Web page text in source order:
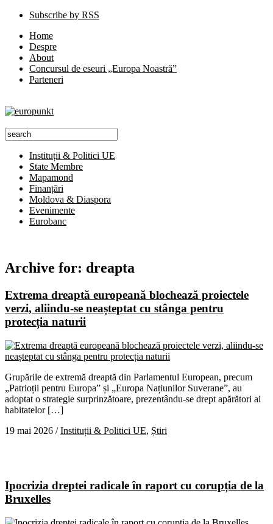
Subscribe by RSS
Home
Despre
About
Concursul de eseuri „Europa Noastră”
Parteneri
Instituții & Politici UE
State Membre
Mapamond
Finanțări
Moldova & Diaspora
Evenimente
Eurobanc
Archive for: dreapta
Extrema dreaptă europeană blochează proiectele
verzi, aliindu-se neașteptat cu stânga pentru
protecția naturii
Grupările de extremă dreaptă din Parlamentul European, precum
„Patrioții pentru Europa” și „Europa Națiunilor Suverane”, au
adoptat o strategie surprinzătoare, prezentându-se drept apărători ai
habitatelor […]
19 mai 2026 /Instituții & Politici UE, Știri
Ipocrizia dreptei radicale în raport cu corupția de la
Bruxelles